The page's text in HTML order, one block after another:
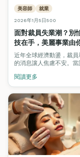
美容師 就業
2026年1月5日500
面對裁員失業潮？別
技在手，美麗事業由
近年全球經濟動盪，裁員
的消息讓人焦慮不安。當
逆勢成長，成為不少人轉
選。
閱讀更多